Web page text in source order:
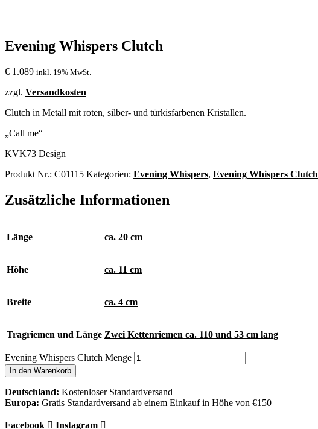
Evening Whispers Clutch
€ 1.089 inkl. 19% MwSt.
zzgl. Versandkosten
Clutch in Metall mit roten, silber- und türkisfarbenen Kristallen.
„Call me“
KVK73 Design
Produkt Nr.: C01115 Kategorien: Evening Whispers, Evening Whispers Clutch
Zusätzliche Informationen
Länge ca. 20 cm
Höhe ca. 11 cm
Breite ca. 4 cm
Tragriemen und Länge Zwei Kettenriemen ca. 110 und 53 cm lang
Evening Whispers Clutch Menge
In den Warenkorb
Deutschland: Kostenloser Standardversand
Europa: Gratis Standardversand ab einem Einkauf in Höhe von €150
Facebook Instagram